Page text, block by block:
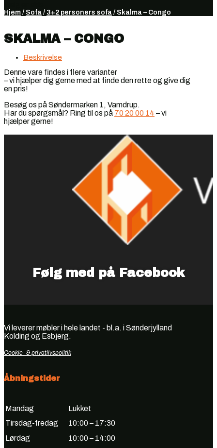
Hjem / Sofa / 3+2 personers sofa / Skalma – Congo
SKALMA – CONGO
Beskrivelse
Denne vare findes i flere varianter
– vi hjælper dig gerne med at finde den rette og give dig
en pris!
Besøg os på Søndermarken 1, Vamdrup.
Har du spørgsmål? Ring til os på 70 20 00 14 – vi
hjælper gerne!
Følg med på Facebook
Vi leverer møbler i hele landet - bl.a. i Sønderjylland
Kolding og Esbjerg.
Cookie- & privatlivspolitik
Åbningstider
Mandag
Lukket
Tirsdag-fredag
10:00 – 17:30
Lørdag
10:00 – 14:00